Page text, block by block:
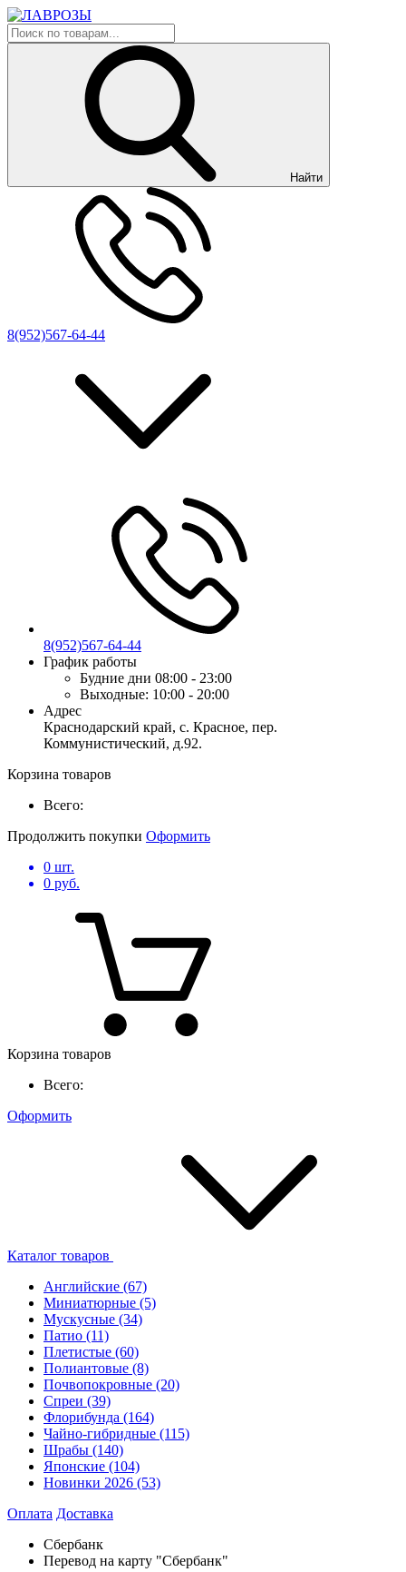
Найти
8(952)567-64-44
8(952)567-64-44
График работы
Будние дни 08:00 - 23:00
Выходные: 10:00 - 20:00
Адрес
Краснодарский край, с. Красное, пер.
Коммунистический, д.92.
Корзина товаров
Всего:
Продолжить покупки Оформить
0 шт.
0 руб.
Корзина товаров
Всего:
Оформить
Каталог товаров
Английские (67)
Миниатюрные (5)
Мускусные (34)
Патио (11)
Плетистые (60)
Полиантовые (8)
Почвопокровные (20)
Спреи (39)
Флорибунда (164)
Чайно-гибридные (115)
Шрабы (140)
Японские (104)
Новинки 2026 (53)
Оплата Доставка
Сбербанк
Перевод на карту "Сбербанк"